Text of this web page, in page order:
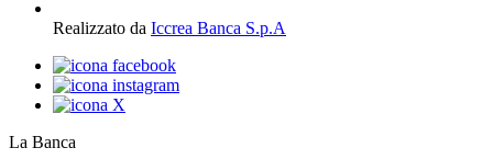
Realizzato da Iccrea Banca S.p.A
La Banca